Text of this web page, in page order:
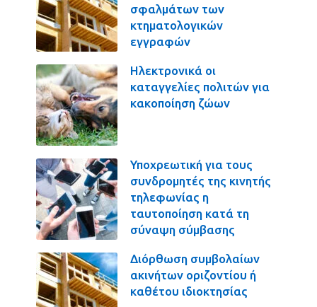
σφαλμάτων των
κτηματολογικών
εγγραφών
Ηλεκτρονικά οι
καταγγελίες πολιτών για
κακοποίηση ζώων
Υποχρεωτική για τους
συνδρομητές της κινητής
τηλεφωνίας η
ταυτοποίηση κατά τη
σύναψη σύμβασης
Διόρθωση συμβολαίων
ακινήτων οριζοντίου ή
καθέτου ιδιοκτησίας